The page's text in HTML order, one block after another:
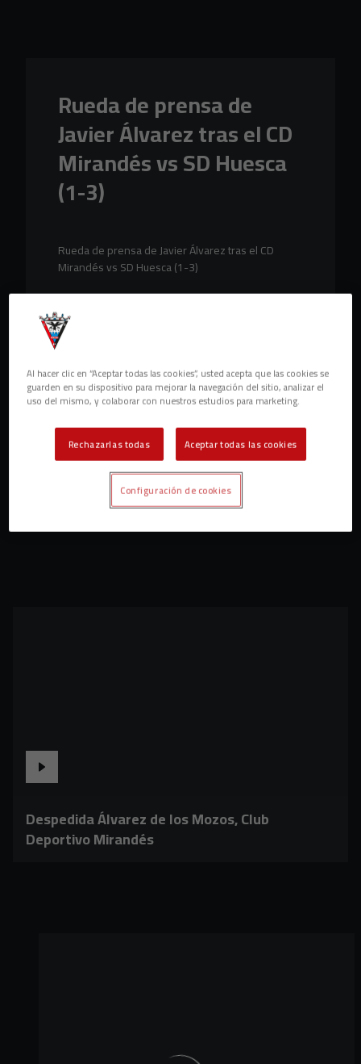
Rueda de prensa de
Javier Álvarez tras el CD
Mirandés vs SD Huesca
(1-3)
Rueda de prensa de Javier Álvarez tras el CD
Mirandés vs SD Huesca (1-3)
Despedida Álvarez de los Mozos, Club
Deportivo Mirandés
Al hacer clic en “Aceptar todas las cookies”, usted acepta que las cookies se
guarden en su dispositivo para mejorar la navegación del sitio, analizar el
uso del mismo, y colaborar con nuestros estudios para marketing.
Rechazarlas todas Aceptar todas las cookies
Configuración de cookies